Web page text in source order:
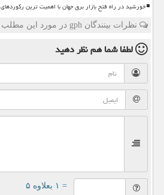
خورشید در راه فتح بازار برق جهان با اهمیت ترین رکوردهای 2026
نظرات بینندگان gph در مورد این مطلب
لطفا شما همنظر دهید
= ۱ بعلاوه ۵